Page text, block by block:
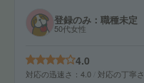
登録のみ：職種未定
50代女性
4.0
対応の迅速さ 4.0 対応の丁寧さ